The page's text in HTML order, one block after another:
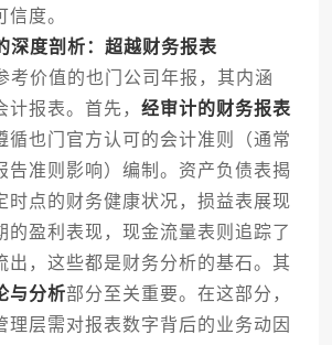
度。
深度剖析：超越财务报表
价值的也门公司年报，其内涵
报表。首先， 经审计的财务报表
循也门官方认可的会计准则（通常
告准则影响）编制。资产负债表揭
时点的财务健康状况，损益表展现
的盈利表现，现金流量表则追踪了
出，这些都是财务分析的基石。其
与分析部分至关重要。在这部分，
理层需对报表数字背后的业务动因